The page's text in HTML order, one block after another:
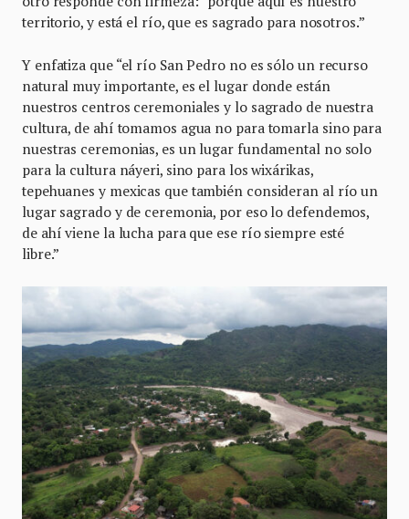
territorio, y está el río, que es sagrado para nosotros.”
Y enfatiza que “el río San Pedro no es sólo un recurso
natural muy importante, es el lugar donde están
nuestros centros ceremoniales y lo sagrado de nuestra
cultura, de ahí tomamos agua no para tomarla sino para
nuestras ceremonias, es un lugar fundamental no solo
para la cultura náyeri, sino para los wixárikas,
tepehuanes y mexicas que también consideran al río un
lugar sagrado y de ceremonia, por eso lo defendemos,
de ahí viene la lucha para que ese río siempre esté
libre.”